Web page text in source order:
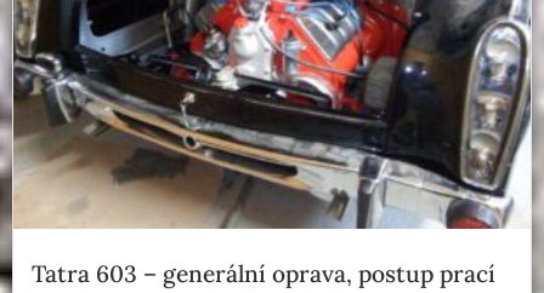
Tatra 603 – generální oprava, postup prací